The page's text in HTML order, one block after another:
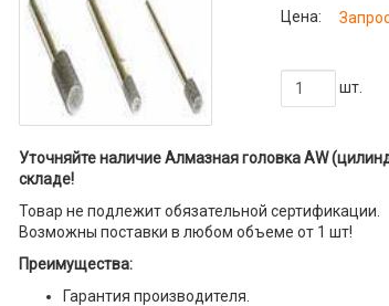
Цена:
шт.
Уточняйте наличие Алмазная головка AW
складе!
Товар не подлежит обязательной сертификации.
Возможны поставки в любом объеме от 1 шт!
Преимущества:
Гарантия производителя.